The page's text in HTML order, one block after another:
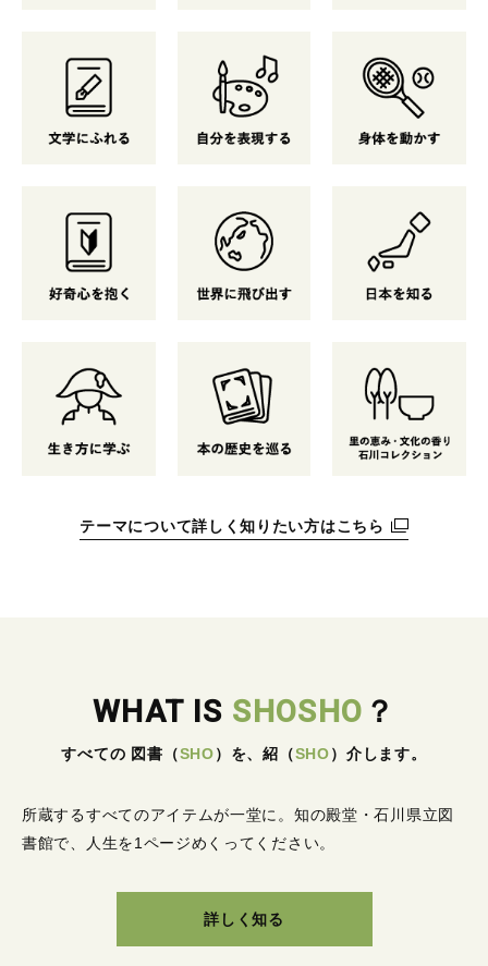
テーマについて詳しく知りたい方はこちら
WHAT IS SHOSHO ？
すべての 図書 （SHO） を、紹 （SHO） 介します。
所蔵するすべてのアイテムが一堂に。 知の殿堂・石川県立図
書館で、人生を1ページめくってください。
詳しく知る